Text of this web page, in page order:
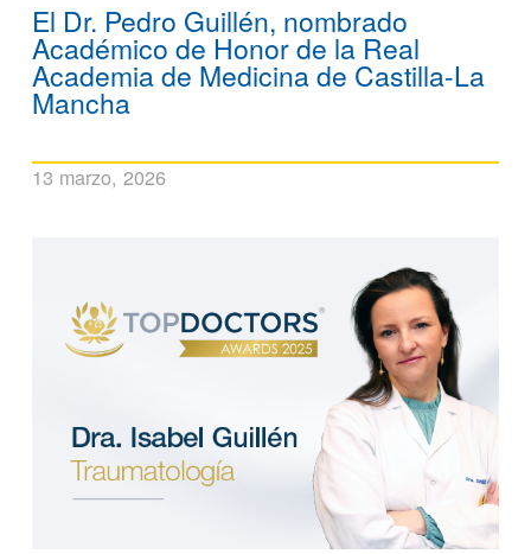
El Dr. Pedro Guillén, nombrado
Académico de Honor de la Real
Academia de Medicina de Castilla-La
Mancha
13 marzo, 2026